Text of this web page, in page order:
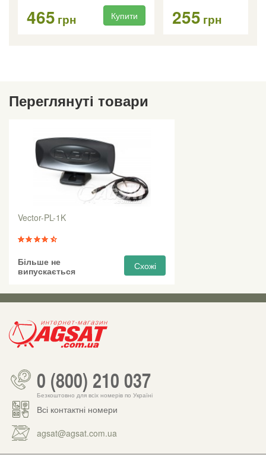
465 грн Купити 255 грн
Переглянуті товари
Vector-PL-1K
Більше не
випускається
Схожі
0 (800) 210 037
Безкоштовно для всіх номерів по Україні
Всі контактні номери
agsat@agsat.com.ua